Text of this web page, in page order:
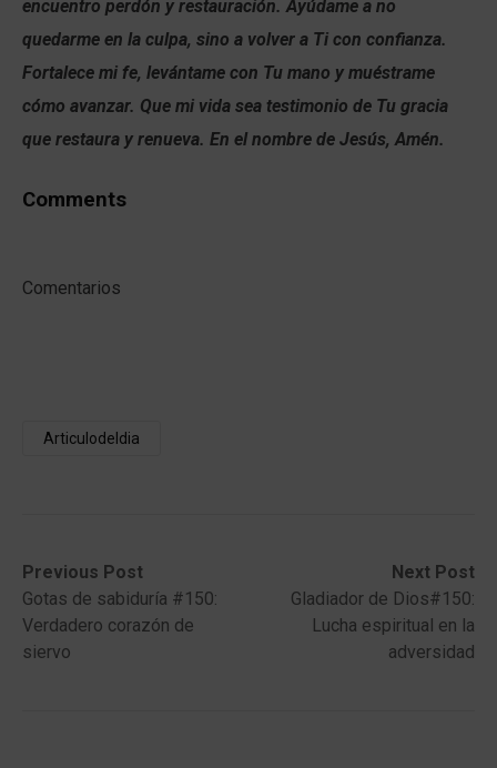
encuentro perdón y restauración. Ayúdame a no
quedarme en la culpa, sino a volver a Ti con confianza.
Fortalece mi fe, levántame con Tu mano y muéstrame
cómo avanzar. Que mi vida sea testimonio de Tu gracia
que restaura y renueva. En el nombre de Jesús, Amén.
Comments
Comentarios
Articulodeldia
Post
navigation
Previous Post
Previous
post:Gotas de sabiduría #150:
Verdadero corazón de
siervo
Next Post
Next
post:
Gladiador de Dios#150:
Lucha espiritual en la
adversidad